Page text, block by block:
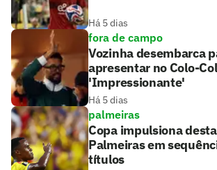
Há 5 dias
fora de campo
Vozinha desembarca
apresentar no Colo-
'Impressionante'
Há 5 dias
palmeiras
Copa impulsiona
Palmeiras em
títulos